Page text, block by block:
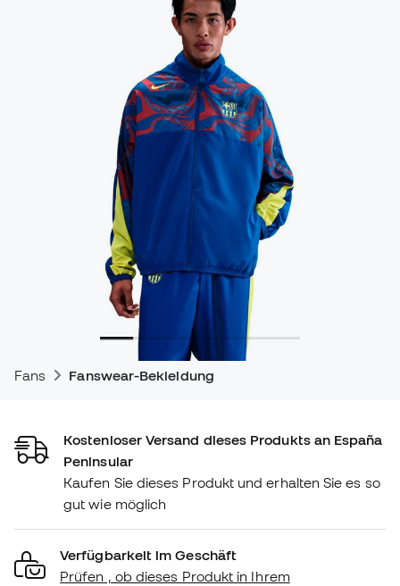
Fans Fanswear-Bekleidung
Kostenloser Versand dieses Produkts an España
Peninsular
Kaufen Sie dieses Produkt und erhalten Sie es so
gut wie möglich
Verfügbarkeit im Geschäft
Prüfen , ob dieses Produkt in Ihrem